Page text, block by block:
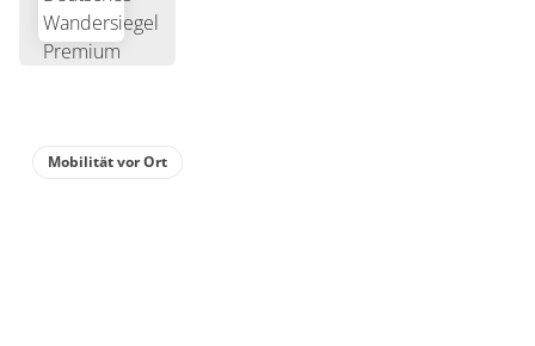
Mobilität vor Ort